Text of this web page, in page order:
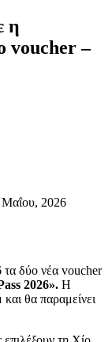
η
voucher –
Μαΐου, 2026
δύο νέα voucher
2026». Η
και θα παραμείνει